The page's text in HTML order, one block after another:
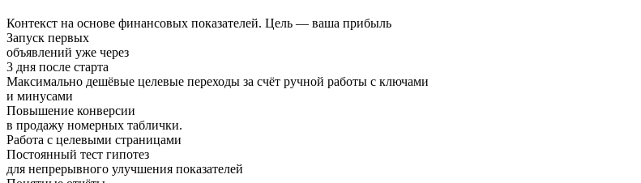
Контекст на основе финансовых показателей. Цель — ваша прибыль
Запуск первых
объявлений уже через
3 дня после старта
Максимально дешёвые целевые переходы за счёт ручной работы с ключами
и минусами
Повышение конверсии
в продажу номерных таблички.
Работа с целевыми страницами
Постоянный тест гипотез
для непрерывного улучшения показателей